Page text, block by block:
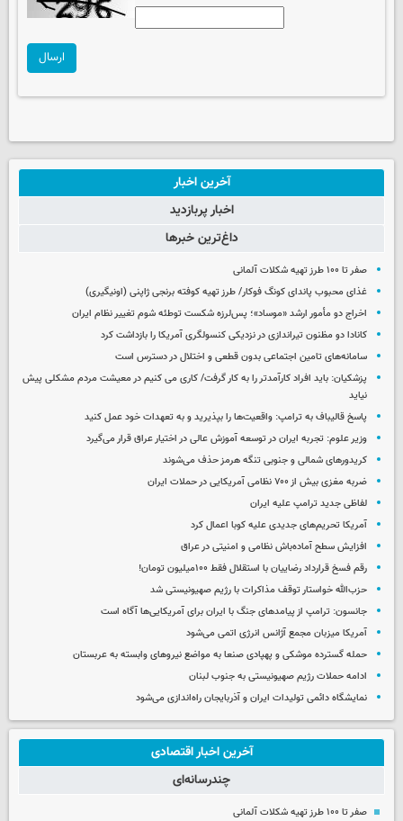
ارسال
آخرین اخبار
اخبار پربازدید
داغ‌ترین خبرها
صفر تا ۱۰۰ طرز تهیه شکلات آلمانی
غذای محبوب پاندای کونگ فوکار/ طرز تهیه کوفته برنجی ژاپنی (اونیگیری)
اخراج دو مأمور ارشد «موساد»؛ پس‌لرزه شکست توطئه شوم تغییر نظام ایران
کانادا دو مظنون تیراندازی در نزدیکی کنسولگری آمریکا را بازداشت کرد
سامانه‌های تامین اجتماعی بدون قطعی و اختلال در دسترس است
پزشکیان: باید افراد کارآمدتر را به کار گرفت/ کاری می کنیم در معیشت مردم مشکلی پیش
نیاید
پاسخ قالیباف به ترامپ: واقعیت‌ها را بپذیرید و به تعهدات خود عمل کنید
وزیر علوم: تجربه ایران در توسعه آموزش عالی در اختیار عراق قرار می‌گیرد
کریدورهای شمالی و جنوبی تنگه هرمز حذف می‌شوند
ضربه مغزی بیش از ۷۰۰ نظامی آمریکایی در حملات ایران
لفاظی جدید ترامپ علیه ایران
آمریکا تحریم‌های جدیدی علیه کوبا اعمال کرد
افزایش سطح آماده‌باش نظامی و امنیتی در عراق
رقم فسخ قرارداد رضاییان با استقلال فقط ۱۰۰میلیون تومان!
حزب‌الله خواستار توقف مذاکرات با رژیم صهیونیستی شد
جانسون: ترامپ از پیامدهای جنگ با ایران برای آمریکایی‌ها آگاه است
آمریکا میزبان مجمع آژانس انرژی اتمی می‌شود
حمله گسترده موشکی و پهپادی صنعا به مواضع نیروهای وابسته به عربستان
ادامه حملات رژیم صهیونیستی به جنوب لبنان
نمایشگاه دائمی تولیدات ایران و آذربایجان راه‌اندازی می‌شود
آخرین اخبار اقتصادی
چندرسانه‌ای
صفر تا ۱۰۰ طرز تهیه شکلات آلمانی